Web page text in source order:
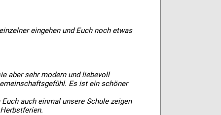
eingehen und Euch noch etwas
aber sehr modern und liebevoll
Es ist ein schöner
auch einmal unsere Schule zeigen